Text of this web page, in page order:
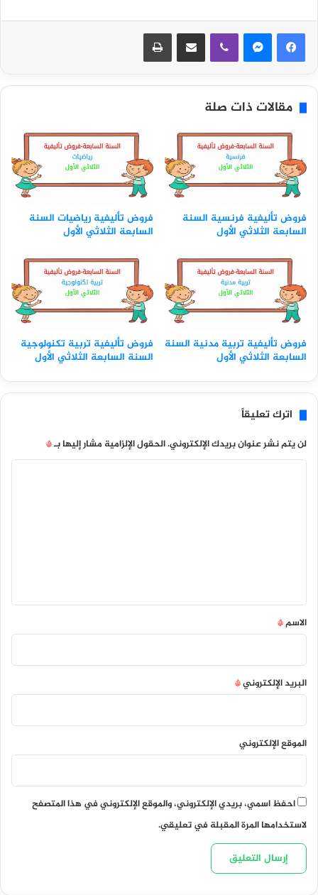
مشاركة عبر البريد
مقالات ذات صلة
فروض تأليفية فرنسية السنة
السابعة الثلاثي الأول
فروض تأليفية رياضيات السنة
السابعة الثلاثي الأول
فروض تأليفية تربية مدنية السنة
السابعة الثلاثي الأول
فروض تأليفية تربية تكنولوجية
السنة السابعة الثلاثي الأول
اترك تعليقاً
لن يتم نشر عنوان بريدك الإلكتروني.الحقول الإلزامية مشار إليها بـ*
*
الاسم*
البريد الإلكتروني*
الموقع الإلكتروني
احفظ اسمي، بريدي الإلكتروني، والموقع الإلكتروني في هذا المتصفح
لاستخدامها المرة المقبلة في تعليقي.